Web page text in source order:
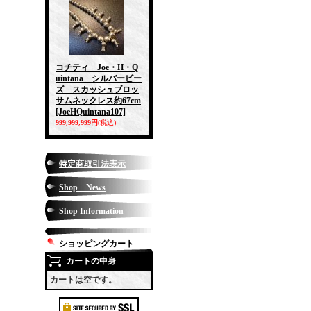
コチティ Joe・H・Q
uintana シルバービー
ズ スカッシュブロッ
サムネックレス約67cm
[JoeHQuintana107]
999,999,999円(税込)
特定商取引法表示
Shop News
Shop Information
ショッピングカート
カートの中身
カートは空です。